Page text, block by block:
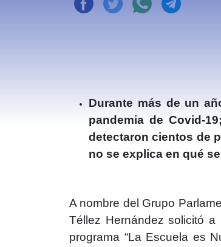
Durante más de un
pandemia de Covid-
detectaron cientos de
no se explica en qué
A nombre del Grupo
Téllez Hernández solicitó a
programa “La Escuela es